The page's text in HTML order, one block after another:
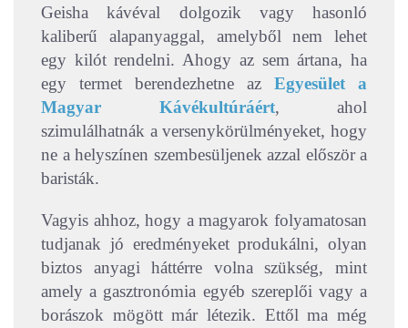
Geisha kávéval dolgozik vagy hasonló
kaliberű alapanyaggal, amelyből nem lehet
egy kilót rendelni. Ahogy az sem ártana, ha
egy termet berendezhetne az Egyesület a
Magyar Kávékultúráért, ahol
szimulálhatnák a versenykörülményeket, hogy
ne a helyszínen szembesüljenek azzal először a
baristák.
Vagyis ahhoz, hogy a magyarok folyamatosan
tudjanak jó eredményeket produkálni, olyan
biztos anyagi háttérre volna szükség, mint
amely a gasztronómia egyéb szereplői vagy a
borászok mögött már létezik. Ettől ma még